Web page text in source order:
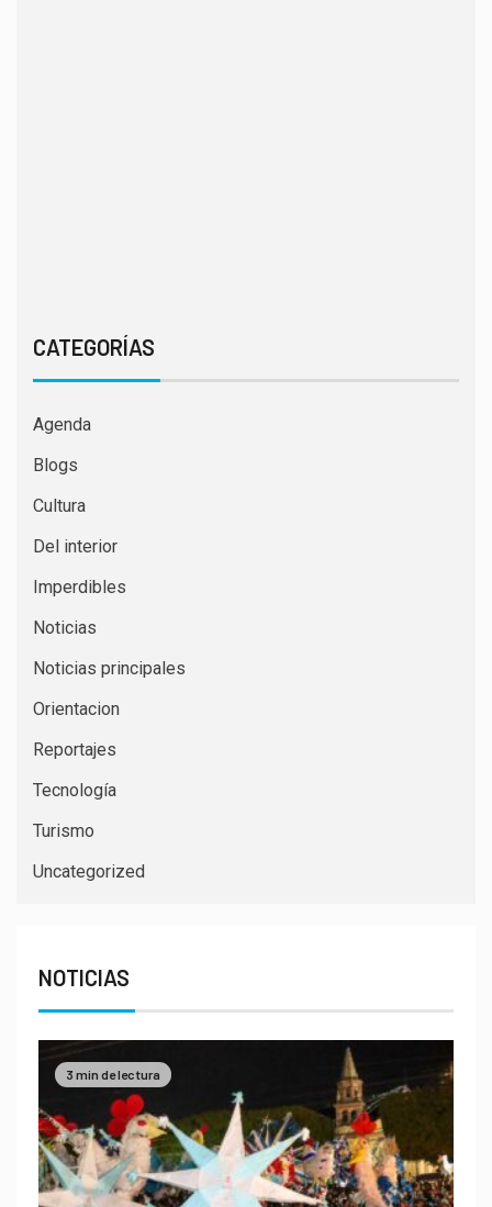
CATEGORÍAS
Agenda
Blogs
Cultura
Del interior
Imperdibles
Noticias
Noticias principales
Orientacion
Reportajes
Tecnología
Turismo
Uncategorized
NOTICIAS
3 min de lectura